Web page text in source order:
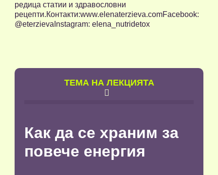
редица статии и здравословни
рецепти.Контакти:www.elenaterzieva.comFacebook:
@eterzievaInstagram: elena_nutridetox
TЕМА НА ЛЕКЦИЯТА

Как да се храним за
повече енергия